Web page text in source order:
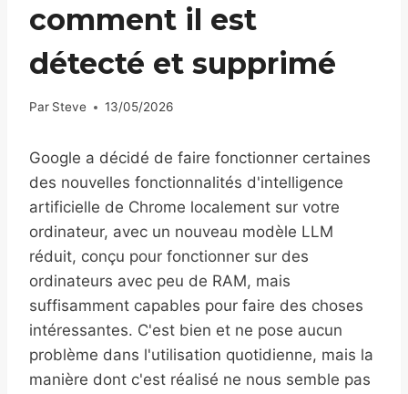
comment il est
détecté et supprimé
Par Steve 13/05/2026
Google a décidé de faire fonctionner certaines
des nouvelles fonctionnalités d'intelligence
artificielle de Chrome localement sur votre
ordinateur, avec un nouveau modèle LLM
réduit, conçu pour fonctionner sur des
ordinateurs avec peu de RAM, mais
suffisamment capables pour faire des choses
intéressantes. C'est bien et ne pose aucun
problème dans l'utilisation quotidienne, mais la
manière dont c'est réalisé ne nous semble pas